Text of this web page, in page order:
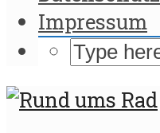
Impressum